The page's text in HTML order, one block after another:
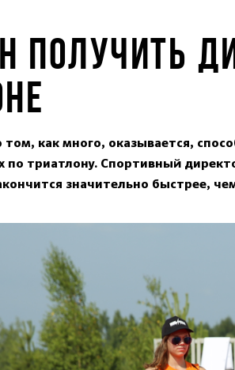
ПОЛУЧИТЬ
как много, оказывается,
по триатлону. Спортивный
значительно быстрее,